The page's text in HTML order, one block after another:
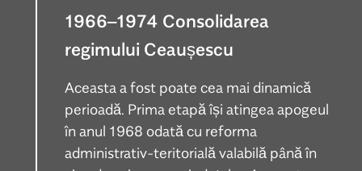
1966–1974 Consolidarea
regimului Ceaușescu
Aceasta a fost poate cea mai dinamică
perioadă. Prima etapă își atingea apogeul
în anul 1968 odată cu reforma
administrativ-teritorială valabilă până în